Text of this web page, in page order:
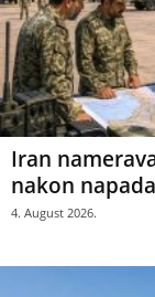
Iran
nakon
4. August 2026.